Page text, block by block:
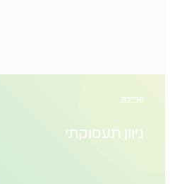
קריירה
גיוון תעסוקתי